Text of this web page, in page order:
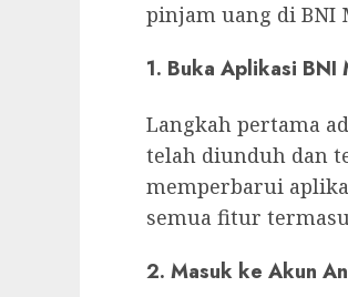
pinjam uang di BNI
1. Buka Aplikasi BNI
Langkah pertama
telah diunduh dan
memperbarui
semua fitur
2. Masuk ke Akun